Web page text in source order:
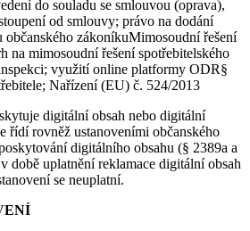
do souladu se smlouvou (oprava),
od smlouvy; právo na dodání
občanského zákoníkuMimosoudní řešení
na mimosoudní řešení spotřebitelského
využití online platformy ODR§
Nařízení (EU) č. 524/2013
digitální obsah nebo digitální
řídí rovněž ustanoveními občanského
digitálního obsahu (§ 2389a a
době uplatnění reklamace digitální obsah
se neuplatní.